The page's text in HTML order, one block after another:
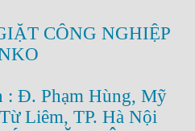
CÔNG NGHIỆP
: Đ. Phạm Hùng, Mỹ
Liêm, TP. Hà Nội